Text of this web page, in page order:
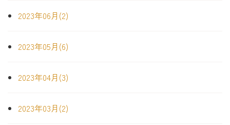
2023年06月(2)
2023年05月(6)
2023年04月(3)
2023年03月(2)